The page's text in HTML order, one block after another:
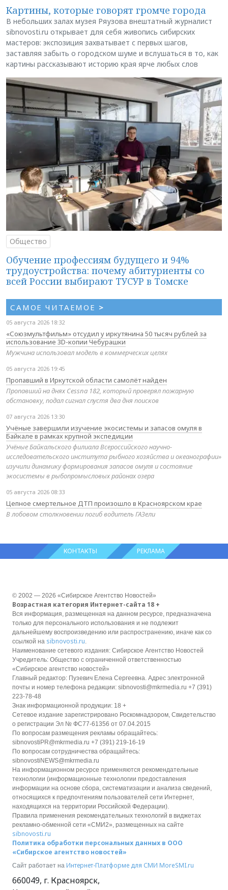
Картины, которые говорят громче города
В небольших залах музея Ряузова внештатный журналист
sibnovosti.ru открывает для себя живопись сибирских
мастеров: экспозиция захватывает с первых шагов,
заставляя забыть о городском шуме и вслушаться в то, как
картины рассказывают историю края ярче любых слов
Общество
Обучение профессиям будущего и 94%
трудоустройства: почему абитуриенты со
всей России выбирают ТУСУР в Томске
САМОЕ ЧИТАЕМОЕ >
05 августа 2026 18:32
«Союзмультфильм» отсудил у иркутянина 50 тысяч рублей за
использование 3D-копии Чебурашки
Мужчина использовал модель в коммерческих целях
05 августа 2026 19:45
Пропавший в Иркутской области самолёт найден
Пропавший на днях Cessna 182, который проверял пожарную
обстановку, подал сигнал спустя два дня поисков
07 августа 2026 13:30
Учёные завершили изучение экосистемы и запасов омуля в
Байкале в рамках крупной экспедиции
Учёные Байкальского филиала Всероссийского научно-
исследовательского института рыбного хозяйства и океанографии»
изучили динамику формирования запасов омуля и состояние
экосистемы в рыбопромысловых районах озера
05 августа 2026 08:33
Цепное смертельное ДТП произошло в Красноярском крае
В лобовом столкновении погиб водитель ГАЗели
КОНТАКТЫ РЕКЛАМА
© 2002 — 2026 «Сибирское Агентство Новостей»
Возрастная категория Интернет-сайта 18 +
Вся информация, размещенная на данном ресурсе, предназначена
только для персонального использования и не подлежит
дальнейшему воспроизведению или распространению, иначе как со
ссылкой на sibnovosti.ru.
Наименование сетевого издания: Сибирское Агентство Новостей
Учредитель: Общество с ограниченной ответственностью
«Сибирское агентство новостей»
Главный редактор: Пузевич Елена Сергеевна. Адрес электронной
почты и номер телефона редакции: sibnovosti@mkrmedia.ru +7 (391)
223-78-48
Знак информационной продукции: 18 +
Сетевое издание зарегистрировано Роскомнадзором, Свидетельство
о регистрации Эл № ФС77-61356 от 07.04.2015
По вопросам размещения рекламы обращайтесь:
sibnovostiPR@mkrmedia.ru +7 (391) 219-16-19
По вопросам сотрудничества обращайтесь:
sibnovostiNEWS@mkrmedia.ru
На информационном ресурсе применяются рекомендательные
технологии (информационные технологии предоставления
информации на основе сбора, систематизации и анализа сведений,
относящихся к предпочтениям пользователей сети Интернет,
находящихся на территории Российской Федерации).
Правила применения рекомендательных технологий в виджетах
рекламно-обменной сети «СМИ2», размещенных на сайте
sibnovosti.ru
Политика обработки персональных данных в ООО
«Сибирское агентство новостей»
Сайт работает на Интернет-Платформе для СМИ MoreSMI.ru
660049, г. Красноярск,